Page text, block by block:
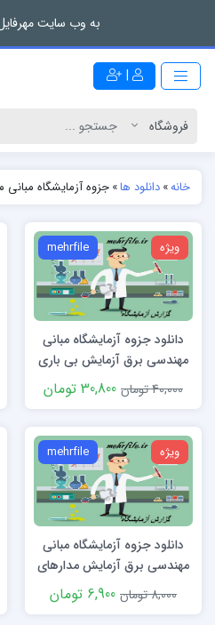
به وب سایت
|
خانه»دانلود ها»جزوه آزمایشگاه
ویژه mehrfile
دانلود جزوه آزمایشگاه مبانی
مهندسی برق آزمایش بی باری
و اتصال کوتاه 40,000 تومان 30,800 تومان
ویژه mehrfile
دانلود جزوه آزمایشگاه مبانی
مهندسی برق آزمایش مدارهای
8,000 تومان 6,900 تومان